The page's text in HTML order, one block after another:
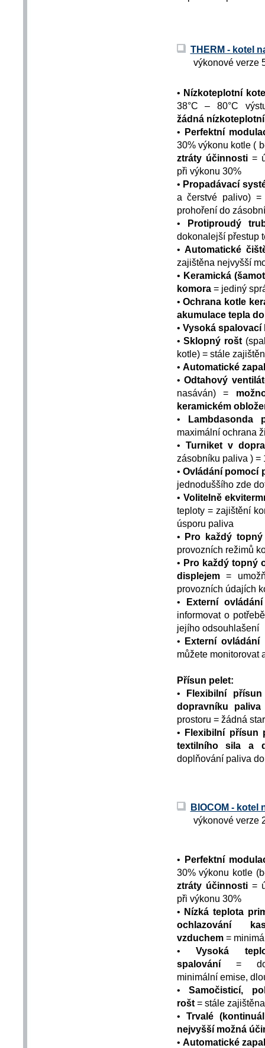
THERM - kotel
výkonové verze
• Nízkoteplotní
38°C – 80°C
žádná
• Perfektní
30% výkonu kotle (
ztráty účinnosti =
při výkonu 30%
• Propadávací
a čerstvé palivo) =
prohoření do
• Protiproudý
dokonalejší přestup
•Automatické
zajištěna nejvyšší
• Keramická
komora = jediný
•Ochrana kotle
akumulace tepla
• Vysoká spalovací
•Sklopný rošt
kotle) = stále
• Automatické
• Odtahový
nasáván) =
keramickém
• Lambdasonda
maximální ochrana
• Turniket v
zásobníku paliva ) =
• Ovládání pomocí
jednoduššího zde
• Volitelně
teploty = zajištění
úsporu paliva
• Pro každý
provozních režimů
• Pro každý topný
displejem=
provozních údajích
• Externí
informovat o
jejího odsouhlašení
• Externí
můžete monitorovat
Přísun pelet:
• Flexibilní
dopravníku paliva
prostoru = žádná
• Flexibilní přísun
textilního sila a
doplňování paliva
BIOCOM - kotel
výkonové verze
• Perfektní
30% výkonu kotle
ztráty účinnosti =
při výkonu 30%
• Nízká teplota
ochlazování
vzduchem=
•Vysoká
spalování =
minimální emise,
•Samočisticí,
rošt= stále
• Trvalé
nejvyšší možná
• Automatické